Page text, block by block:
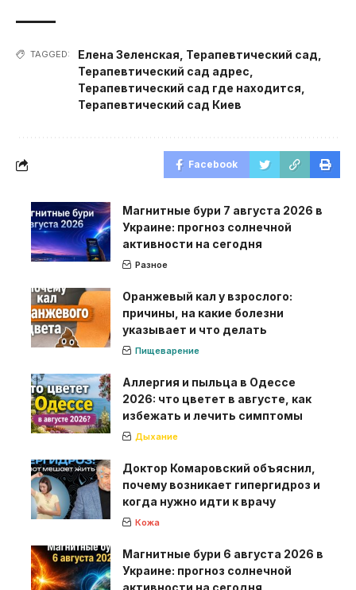
TAGGED: Елена Зеленская Терапевтический сад
Терапевтический сад адрес
Терапевтический сад где находится
Терапевтический сад Киев
Facebook
Магнитные бури 7 августа 2026 в
Украине: прогноз солнечной
активности на сегодня
Разное
Оранжевый кал у взрослого:
причины, на какие болезни
указывает и что делать
Пищеварение
Аллергия и пыльца в Одессе
2026: что цветет в августе, как
избежать и лечить симптомы
Дыхание
Доктор Комаровский объяснил,
почему возникает гипергидроз и
когда нужно идти к врачу
Кожа
Магнитные бури 6 августа 2026 в
Украине: прогноз солнечной